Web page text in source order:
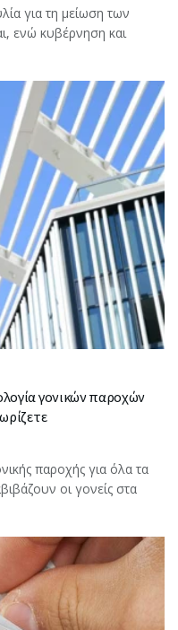
για τη μείωση των
ενώ κυβέρνηση και
γονικών παροχών
παροχής για όλα τα
οι γονείς στα